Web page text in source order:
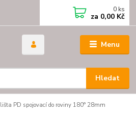
Menu
Hledat
0 ks
za 0,00 Kč
lišta PD spojovací do roviny 180° 28mm